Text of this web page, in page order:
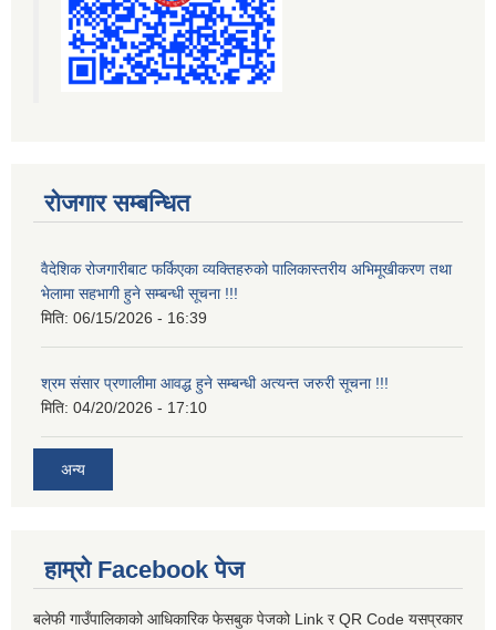
रोजगार सम्बन्धित
वैदेशिक रोजगारीबाट फर्किएका व्यक्तिहरुको पालिकास्तरीय अभिमूखीकरण तथा
भेलामा सहभागी हुने सम्बन्धी सूचना !!!
मिति: 06/15/2026 - 16:39
श्रम संसार प्रणालीमा आवद्ध हुने सम्बन्धी अत्यन्त जरुरी सूचना !!!
मिति: 04/20/2026 - 17:10
अन्य
हाम्रो Facebook पेज
बलेफी गाउँपालिकाको आधिकारिक फेसबुक पेजको Link र QR Code यसप्रकार